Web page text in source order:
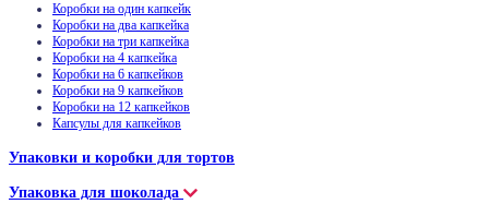
Коробки на один капкейк
Коробки на два капкейка
Коробки на три капкейка
Коробки на 4 капкейка
Коробки на 6 капкейков
Коробки на 9 капкейков
Коробки на 12 капкейков
Капсулы для капкейков
Упаковки и коробки для тортов
Упаковка для шоколада